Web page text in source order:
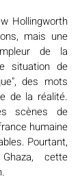
Hollingworth
mais une
de la
situation de
des mots
de la réalité.
scènes de
humaine
Pourtant,
cette